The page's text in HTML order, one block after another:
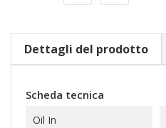
Dettagli del prodotto
Scheda tecnica
Oil In